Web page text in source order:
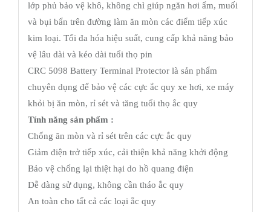
lớp phủ bảo vệ khô, không chì giúp ngăn hơi ẩm, muối
và bụi bẩn trên đường làm ăn mòn các điểm tiếp xúc
kim loại. Tối đa hóa hiệu suất, cung cấp khả năng bảo
vệ lâu dài và kéo dài tuổi thọ pin
CRC 5098 Battery Terminal Protector là sản phẩm
chuyên dụng để bảo vệ các cực ắc quy xe hơi, xe máy
khỏi bị ăn mòn, rỉ sét và tăng tuổi thọ ắc quy
Tính năng sản phẩm :
Chống ăn mòn và rỉ sét trên các cực ắc quy
Giảm điện trở tiếp xúc, cải thiện khả năng khởi động
Bảo vệ chống lại thiệt hại do hồ quang điện
Dễ dàng sử dụng, không cần tháo ắc quy
An toàn cho tất cả các loại ắc quy